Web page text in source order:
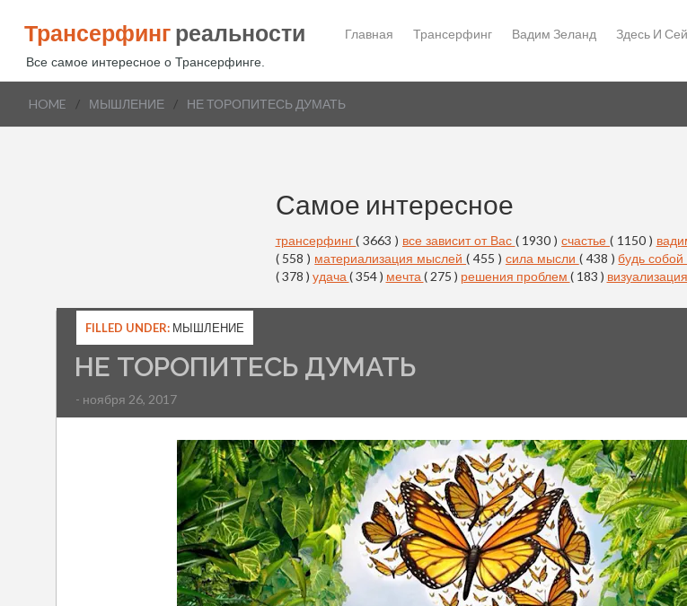
Трансерфинг реальности
Все самое интересное о Трансерфинге.
Главная Трансерфинг Вадим Зеланд Здесь И
HOME / МЫШЛЕНИЕ / НЕ ТОРОПИТЕСЬ ДУМАТЬ
Самое интересное
трансерфинг( 3663 ) все зависит от Вас ( 1930 )счастье ( 1150 )
( 558 ) материализация мыслей( 455 ) сила мысли ( 438 )будь собой
( 378 ) удача ( 354 ) мечта ( 275 ) решения проблем ( 183 ) визуализация
FILLED UNDER: МЫШЛЕНИЕ
НЕ ТОРОПИТЕСЬ ДУМАТЬ
- ноября 26, 2017